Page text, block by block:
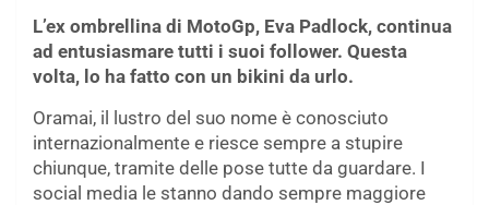
L’ex ombrellina di MotoGp, Eva Padlock, continua
ad entusiasmare tutti i suoi follower. Questa
volta, lo ha fatto con un bikini da urlo.
Oramai, il lustro del suo nome è conosciuto
internazionalmente e riesce sempre a stupire
chiunque, tramite delle pose tutte da guardare. I
social media le stanno dando sempre maggiore